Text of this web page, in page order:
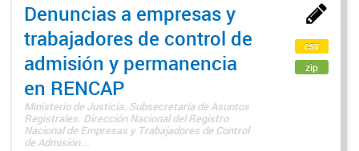
Denuncias a empresas y
trabajadores de control de
admisión y permanencia
en RENCAP
Ministerio de Justicia. Subsecretaría de Asuntos
Registrales. Dirección Nacional del Registro
Nacional de Empresas y Trabajadores de Control
de Admisión...
csv
zip